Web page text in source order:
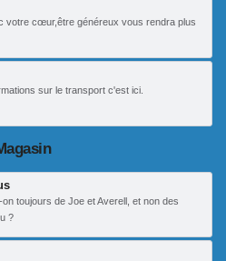
votre cœur,être généreux vous rendra plus
sur le transport c'est ici.
toujours de Joe et Averell, et non des
?